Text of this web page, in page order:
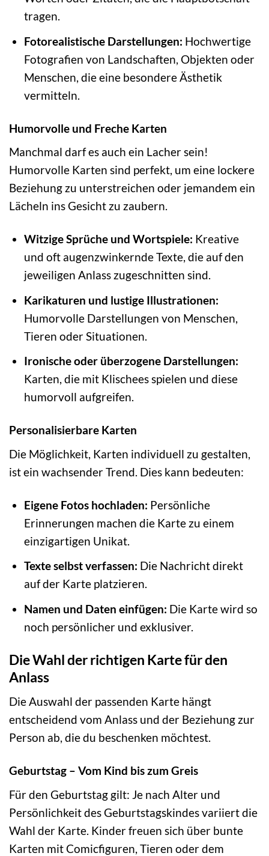
tragen.
Fotorealistische Darstellungen: Hochwertige
Fotografien von Landschaften, Objekten oder
Menschen, die eine besondere Ästhetik
vermitteln.
Humorvolle und Freche Karten
Manchmal darf es auch ein Lacher sein!
Humorvolle Karten sind perfekt, um eine lockere
Beziehung zu unterstreichen oder jemandem ein
Lächeln ins Gesicht zu zaubern.
Witzige Sprüche und Wortspiele: Kreative
und oft augenzwinkernde Texte, die auf den
jeweiligen Anlass zugeschnitten sind.
Karikaturen und lustige Illustrationen:
Humorvolle Darstellungen von Menschen,
Tieren oder Situationen.
Ironische oder überzogene Darstellungen:
Karten, die mit Klischees spielen und diese
humorvoll aufgreifen.
Personalisierbare Karten
Die Möglichkeit, Karten individuell zu gestalten,
ist ein wachsender Trend. Dies kann bedeuten:
Eigene Fotos hochladen: Persönliche
Erinnerungen machen die Karte zu einem
einzigartigen Unikat.
Texte selbst verfassen: Die Nachricht direkt
auf der Karte platzieren.
Namen und Daten einfügen: Die Karte wird so
noch persönlicher und exklusiver.
Die Wahl der richtigen Karte für den
Anlass
Die Auswahl der passenden Karte hängt
entscheidend vom Anlass und der Beziehung zur
Person ab, die du beschenken möchtest.
Geburtstag – Vom Kind bis zum Greis
Für den Geburtstag gilt: Je nach Alter und
Persönlichkeit des Geburtstagskindes variiert die
Wahl der Karte. Kinder freuen sich über bunte
Karten mit Comicfiguren, Tieren oder dem